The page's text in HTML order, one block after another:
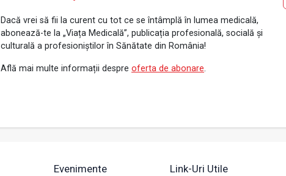
Dacă vrei să fii la curent cu tot ce se întâmplă în lumea medicală,
abonează-te la „Viața Medicală”, publicația profesională, socială și
culturală a profesioniștilor în Sănătate din România!
Află mai multe informații despre oferta de abonare.
Evenimente Link-Uri Utile